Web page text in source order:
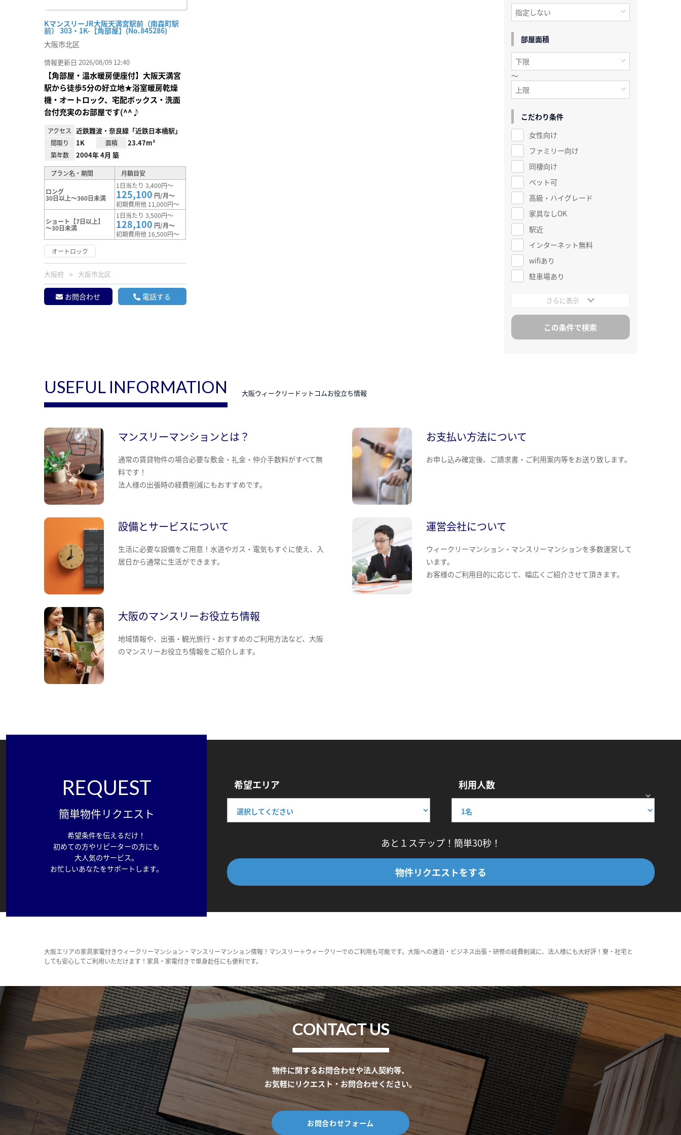
KマンスリーJR大阪天満宮駅前（南森町駅
前） 303・1K-【角部屋】(No.845286)
大阪市北区
情報更新日 2026/08/09 12:40
【角部屋・温水暖房便座付】大阪天満宮
駅から徒歩5分の好立地★浴室暖房乾燥
機・オートロック、宅配ボックス・洗面
台付充実のお部屋です(^^♪
アクセス 近鉄難波・奈良線「近鉄日本橋駅」
間取り 1K 面積 23.47m²
築年数 2004年 4月 築
プラン名・期間 月額目安
ロング
30日以上～360日未満
1日当たり 3,400円～
125,100 円/月～
初期費用他 11,000円～
ショート【7日以上】
～30日未満
1日当たり 3,500円～
128,100 円/月～
初期費用他 16,500円～
オートロック
大阪府 大阪市北区
お問合わせ 電話する
部屋面積
～
こだわり条件
女性向け
ファミリー向け
同棲向け
ペット可
高級・ハイグレード
家具なしOK
駅近
インターネット無料
wifiあり
駐車場あり
さらに表示
USEFUL INFORMATION 大阪ウィークリードットコムお役立ち情報
マンスリーマンションとは？
通常の賃貸物件の場合必要な敷金・礼金・仲介手数料がすべて無
料です！
法人様の出張時の経費削減にもおすすめです。
お支払い方法について
お申し込み確定後、ご請求書・ご利用案内等をお送り致します。
設備とサービスについて
生活に必要な設備をご用意！水道やガス・電気もすぐに使え、入
居日から通常に生活ができます。
運営会社について
ウィークリーマンション・マンスリーマンションを多数運営して
います。
お客様のご利用目的に応じて、幅広くご紹介させて頂きます。
大阪のマンスリーお役立ち情報
地域情報や、出張・観光旅行・おすすめのご利用方法など、大阪
のマンスリーお役立ち情報をご紹介します。
REQUEST
簡単物件リクエスト
希望条件を伝えるだけ！
初めての方やリピーターの方にも
大人気のサービス。
お忙しいあなたをサポートします。
希望エリア 利用人数
あと１ステップ！簡単30秒！
物件リクエストをする
大阪エリアの家具家電付きウィークリーマンション・マンスリーマンション情報！マンスリー＋ウィークリーでのご利用も可能です。大阪への連泊・ビジネス出張・研修の経費削減に、法人様にも大好評！寮・社宅と
しても安心してご利用いただけます！家具・家電付きで単身赴任にも便利です。
CONTACT US
物件に関するお問合わせや法人契約等、
お気軽にリクエスト・お問合わせください。
お問合わせフォーム